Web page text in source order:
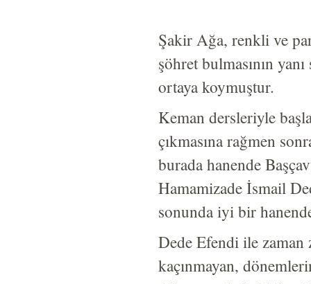
Şakir Ağa, renkli ve
şöhret bulmasının
ortaya koymuştur.
Keman dersleriyle
çıkmasına rağmen
burada hanende
Hamamizade İsmail
sonunda iyi bir
Dede Efendi ile
kaçınmayan,